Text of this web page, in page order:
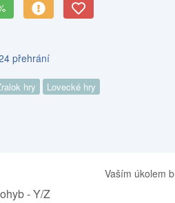
přehrání
hry Lovecké hry
- Y/Z
Vaším úkolem